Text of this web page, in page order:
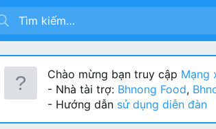
Chào mừng bạn truy cập Mạng
- Nhà tài trợ: Bhnong Food,
- Hướng dẫn sử dụng diễn đàn